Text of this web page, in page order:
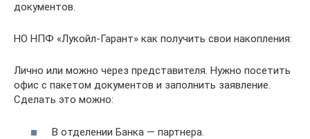
документов.
НО НПФ «Лукойл-Гарант» как получить свои накопления:
Лично или можно через представителя. Нужно посетить
офис с пакетом документов и заполнить заявление.
Сделать это можно:
В отделении Банка — партнера.